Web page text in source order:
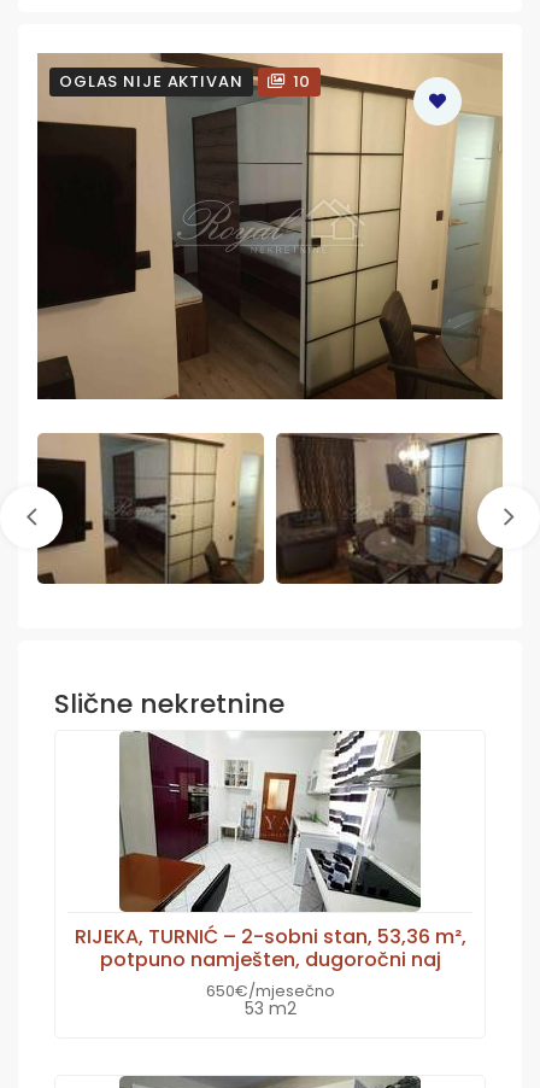
OGLAS NIJE AKTIVAN 10
Slične nekretnine
RIJEKA, TURNIĆ – 2-sobni stan, 53,36 m²,
potpuno namješten, dugoročni naj
650€/mjesečno
53 m2